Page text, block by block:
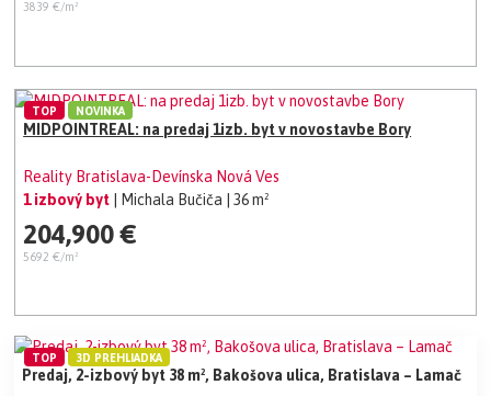
3839 €/m²
MIDPOINTREAL: na predaj 1izb. byt v novostavbe Bory
Reality Bratislava-Devínska Nová Ves
1 izbový byt
| Michala Bučiča | 36 m²
204,900 €
5692 €/m²
TOP NOVINKA
Predaj, 2-izbový byt 38 m², Bakošova ulica, Bratislava – Lamač
TOP 3D PREHLIADKA